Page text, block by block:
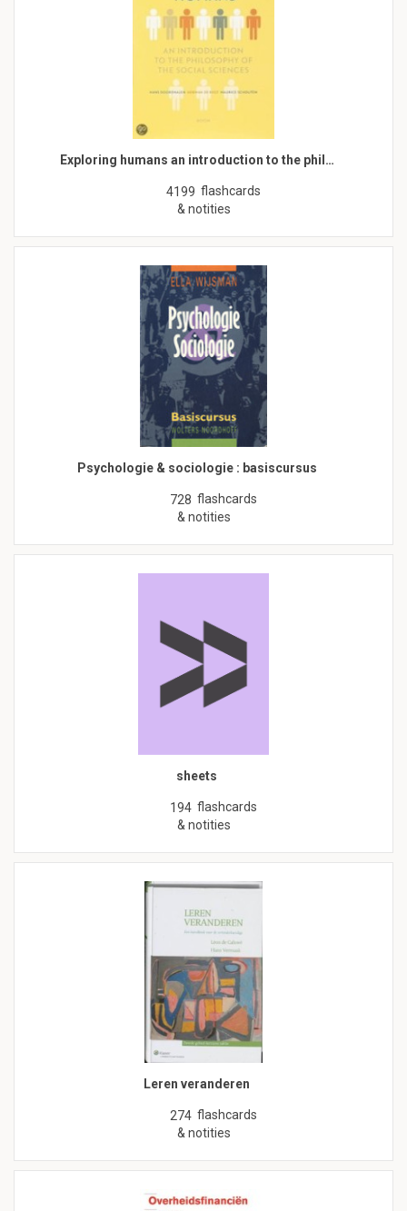
Exploring humans an introduction to the phil…
4199 flashcards
& notities
Psychologie & sociologie : basiscursus
728 flashcards
& notities
sheets
194 flashcards
& notities
Leren veranderen
274 flashcards
& notities